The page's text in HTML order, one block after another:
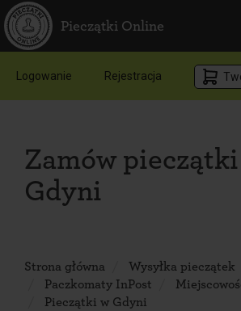
Pieczątki Online
Logowanie Rejestracja
Zamów
Gdyni
Strona główna
Wysyłka pieczątek
Paczkomaty InPost
Pieczątki w Gdyni